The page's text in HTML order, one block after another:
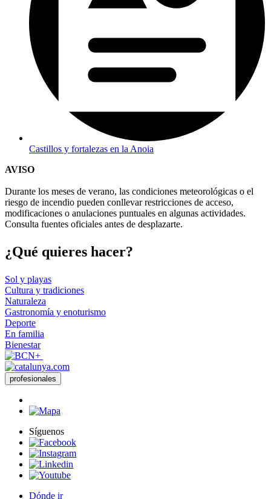
Castillos y fortalezas en la Anoia
AVISO
Durante los meses de verano, las condiciones meteorológicas o el
riesgo de incendio pueden conllevar restricciones de acceso,
modificaciones o anulaciones puntuales en algunas actividades.
Consulta fuentes oficiales antes de desplazarte.
¿Qué quieres hacer?
Sol y playas
Cultura y tradiciones
Naturaleza
Gastronomía y enoturismo
Deporte
En familia
Bienestar
profesionales
Síguenos
Dónde ir